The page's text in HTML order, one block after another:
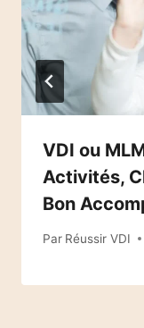
VDI ou
Activités,
Bon
Par Réussir VDI